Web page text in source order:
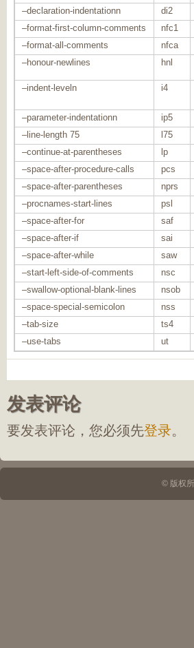
–declaration-indentationn
di2
–format-first-column-comments
nfc1
–format-all-comments
nfca
–honour-newlines
hnl
–indent-leveln
i4
–parameter-indentationn
ip5
–line-length 75
l75
–continue-at-parentheses
lp
–space-after-procedure-calls
pcs
–space-after-parentheses
nprs
–procnames-start-lines
psl
–space-after-for
saf
–space-after-if
sai
–space-after-while
saw
–start-left-side-of-comments
nsc
–swallow-optional-blank-lines
nsob
–space-special-semicolon
nss
–tab-size
ts4
–use-tabs
ut
发表评论
要发表评论，您必须先登录。
© 版权